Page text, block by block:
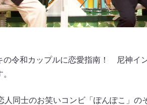
の令和カップルに恋愛指南！ 尼神イ
人同士のお笑いコンビ「ぽんぽこ」の